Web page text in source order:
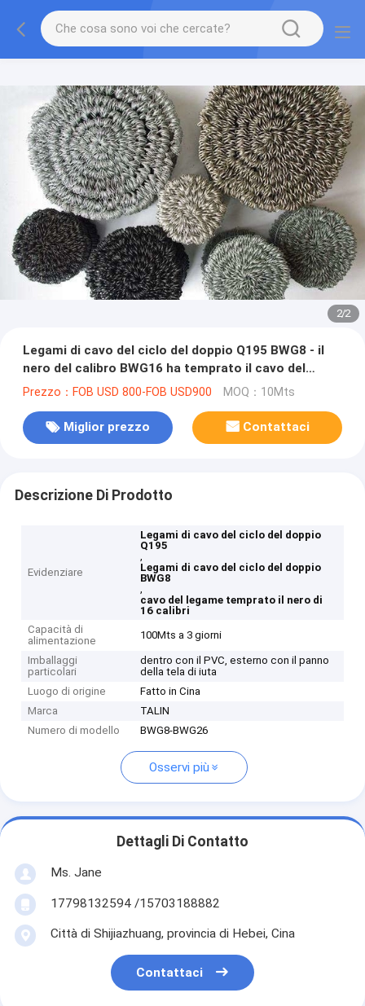
2/2
Legami di cavo del ciclo del doppio Q195 BWG8 - il
nero del calibro BWG16 ha temprato il cavo del
legame
Prezzo：FOB USD 800-FOB USD900 MOQ：10Mts
Miglior prezzo Contattaci
Descrizione Di Prodotto
Evidenziare
Legami di cavo del ciclo del doppio
Q195
,
Legami di cavo del ciclo del doppio
BWG8
,
cavo del legame temprato il nero di
16 calibri
Capacità di
alimentazione
100Mts a 3 giorni
Imballaggi
particolari
dentro con il PVC, esterno con il panno
della tela di iuta
Luogo di origine
Fatto in Cina
Marca
TALIN
Numero di modello
BWG8-BWG26
Osservi più
Dettagli Di Contatto
Ms. Jane
17798132594 /15703188882
Città di Shijiazhuang, provincia di Hebei, Cina
Contattaci